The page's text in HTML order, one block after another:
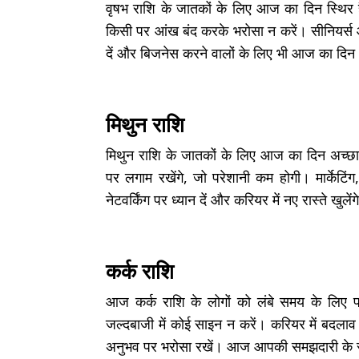
वृषभ राशि के जातकों के लिए आज का दिन
किसी पर आंख बंद करके भरोसा न करें।
दें और बिजनेस करने वालों के लिए भी आज का
मिथुन राशि
मिथुन राशि के जातकों के लिए आज का दिन
पर लगाम रखेंगे, जो परेशानी कम होगी।
नेटवर्किंग पर ध्यान दें और करियर में नए रास्ते
कर्क राशि
आज कर्क राशि के लोगों को लंबे समय के लिए
जल्दबाजी में कोई साइन न करें। करियर में
अनुभव पर भरोसा रखें। आज आपकी समझदारी